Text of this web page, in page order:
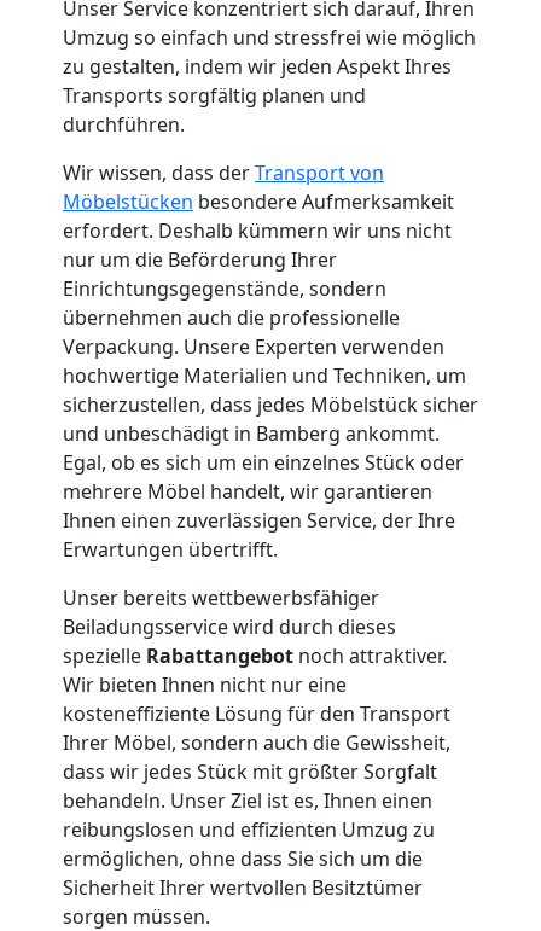
Unser Service konzentriert sich darauf, Ihren
Umzug so einfach und stressfrei wie möglich
zu gestalten, indem wir jeden Aspekt Ihres
Transports sorgfältig planen und
durchführen.
Wir wissen, dass derTransport von
Möbelstücken besondere Aufmerksamkeit
erfordert. Deshalb kümmern wir uns nicht
nur um die Beförderung Ihrer
Einrichtungsgegenstände, sondern
übernehmen auch die professionelle
Verpackung. Unsere Experten verwenden
hochwertige Materialien und Techniken, um
sicherzustellen, dass jedes Möbelstück sicher
und unbeschädigt in Bamberg ankommt.
Egal, ob es sich um ein einzelnes Stück oder
mehrere Möbel handelt, wir garantieren
Ihnen einen zuverlässigen Service, der Ihre
Erwartungen übertrifft.
Unser bereits wettbewerbsfähiger
Beiladungsservice wird durch dieses
spezielle Rabattangebot noch attraktiver.
Wir bieten Ihnen nicht nur eine
kosteneffiziente Lösung für den Transport
Ihrer Möbel, sondern auch die Gewissheit,
dass wir jedes Stück mit größter Sorgfalt
behandeln. Unser Ziel ist es, Ihnen einen
reibungslosen und effizienten Umzug zu
ermöglichen, ohne dass Sie sich um die
Sicherheit Ihrer wertvollen Besitztümer
sorgen müssen.
Küchenumzug
Feldkirch
Umzug
und
Lagerung
Feldkirch
Full-
Service-
Umzug
Feldkirch
Qualitäts-
Umzüge
Feldkirch